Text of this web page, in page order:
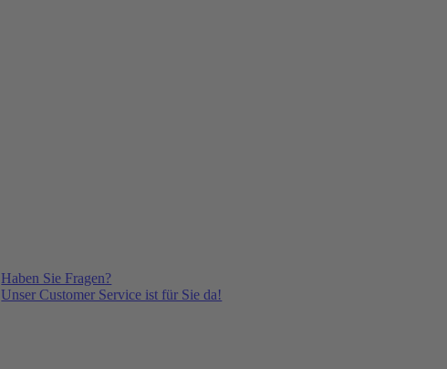
Haben Sie Fragen?
Unser Customer Service ist für Sie da!